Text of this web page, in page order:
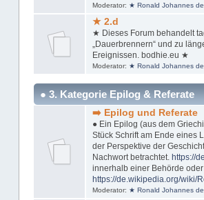
Moderator: ★ Ronald Johannes
★ 2.d
★ Dieses Forum behandelt
„Dauerbrennern“ und zu
Ereignissen. bodhie.eu ★
Moderator: ★ Ronald Johannes
● 3. Kategorie Epilog & Referate
➡️ Epilog und Referate
● Ein Epilog (aus dem
Stück Schrift am Ende eines
der Perspektive der
Nachwort betrachtet. https://
innerhalb einer Behörde
https://de.wikipedia.org/wiki/
Moderator: ★ Ronald Johannes